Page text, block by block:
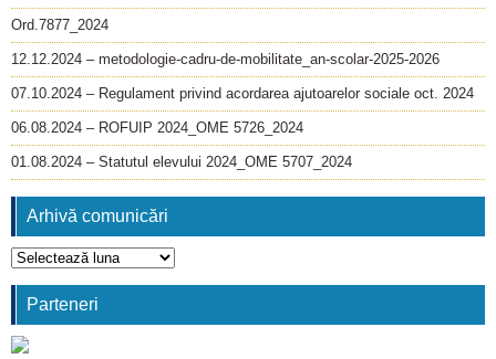
Ord.7877_2024
12.12.2024 – metodologie-cadru-de-mobilitate_an-scolar-2025-2026
07.10.2024 – Regulament privind acordarea ajutoarelor sociale oct. 2024
06.08.2024 – ROFUIP 2024_OME 5726_2024
01.08.2024 – Statutul elevului 2024_OME 5707_2024
Arhivă comunicări
Arhivă
comunicări
Parteneri